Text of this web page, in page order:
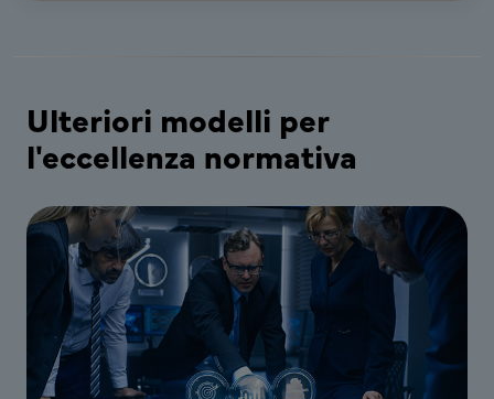
Ulteriori modelli per
l'eccellenza normativa